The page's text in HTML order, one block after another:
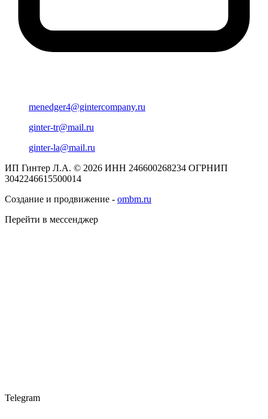
menedger4@gintercompany.ru
ginter-tr@mail.ru
ginter-la@mail.ru
ИП Гинтер Л.А. © 2026 ИНН 246600268234 ОГРНИП
3042246615500014
Создание и продвижение - ombm.ru
Перейти в мессенджер
Telegram